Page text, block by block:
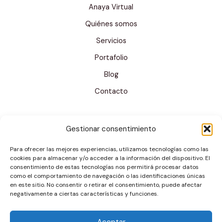
Gestionar consentimiento
Para ofrecer las mejores experiencias, utilizamos tecnologías como las
cookies para almacenar y/o acceder a la información del dispositivo. El
consentimiento de estas tecnologías nos permitirá procesar datos
como el comportamiento de navegación o las identificaciones únicas
en este sitio. No consentir o retirar el consentimiento, puede afectar
negativamente a ciertas características y funciones.
Anaya Virtual
Quiénes somos
Servicios
Portafolio
Blog
Contacto